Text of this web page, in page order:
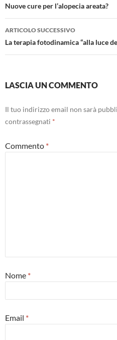
Navigazione
articolo
Nuove cure per l’alopecia areata?
ARTICOLO SUCCESSIVO
La terapia fotodinamica “alla luce
LASCIA UN COMMENTO
Il tuo indirizzo email non sarà
contrassegnati *
Commento *
Nome *
Email *